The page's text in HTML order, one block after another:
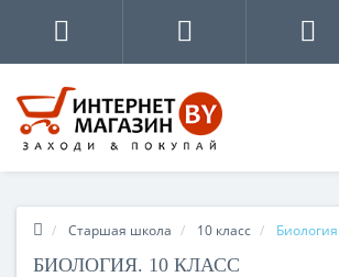
Старшая школа 10 класс Биология
БИОЛОГИЯ. 10 КЛАСС